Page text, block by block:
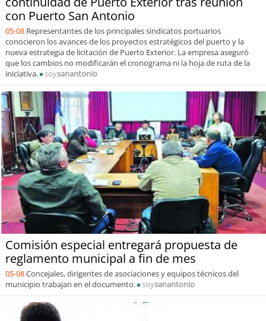
con Puerto San Antonio
05-08 Representantes de los principales sindicatos portuarios
conocieron los avances de los proyectos estratégicos del puerto y la
nueva estrategia de licitación de Puerto Exterior. La empresa aseguró
que los cambios no modificarán el cronograma ni la hoja de ruta de la
iniciativa.
soysanantonio
Comisión especial entregará propuesta de
reglamento municipal a fin de mes
05-08Concejales, dirigentes de asociaciones y equipos técnicos del
municipio trabajan en el documento.
soysanantonio